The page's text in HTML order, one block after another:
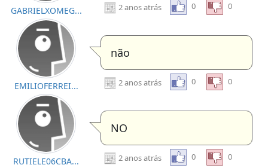
GABRIELXOMEG... 2 anos atrás 0 0
EMILIOFERREI...
não
2 anos atrás 0 0
RUTIELE06CBA...
NO
2 anos atrás 0 0